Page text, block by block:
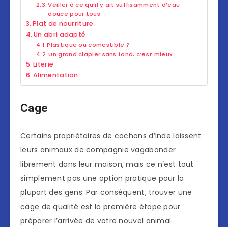
Veiller à ce qu’il y ait suffisamment d’eau
douce pour tous
Plat de nourriture
Un abri adapté
Plastique ou comestible ?
Un grand clapier sans fond, c’est mieux
Literie
Alimentation
Cage
Certains propriétaires de cochons d’Inde laissent
leurs animaux de compagnie vagabonder
librement dans leur maison, mais ce n’est tout
simplement pas une option pratique pour la
plupart des gens. Par conséquent, trouver une
cage de qualité est la première étape pour
préparer l’arrivée de votre nouvel animal.